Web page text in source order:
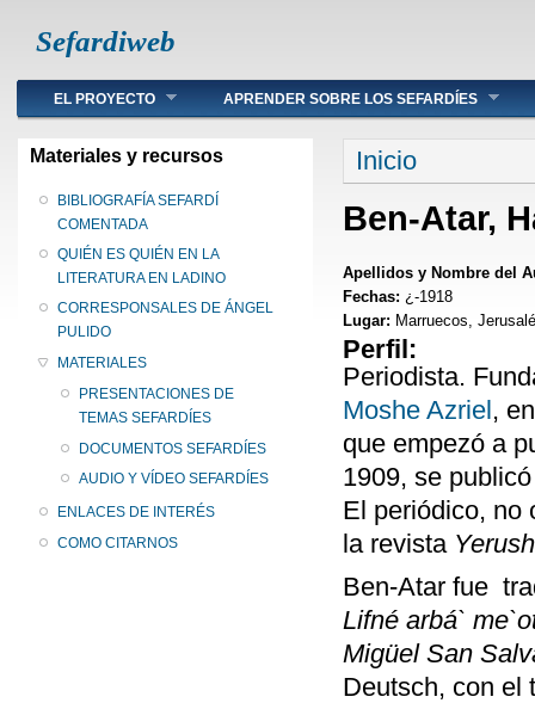
Sefardiweb
Main menu
EL PROYECTO APRENDER SOBRE LOS SEFARDÍES
Materiales y recursos
BIBLIOGRAFÍA SEFARDÍ
COMENTADA
QUIÉN ES QUIÉN EN LA
LITERATURA EN LADINO
CORRESPONSALES DE ÁNGEL
PULIDO
MATERIALES
PRESENTACIONES DE
TEMAS SEFARDÍES
DOCUMENTOS SEFARDÍES
AUDIO Y VÍDEO SEFARDÍES
ENLACES DE INTERÉS
COMO CITARNOS
Se encuentra
Inicio
Ben-Atar,
Apellidos y Nombre del
Fechas: ¿-1918
Lugar: Marruecos,
Perfil:
Periodista.
Moshe Azriel,
que empezó a
1909, se
El periódico, no
la revista
Ben-Atar fue
Lifné arbá`
Migüel San
Deutsch, con el